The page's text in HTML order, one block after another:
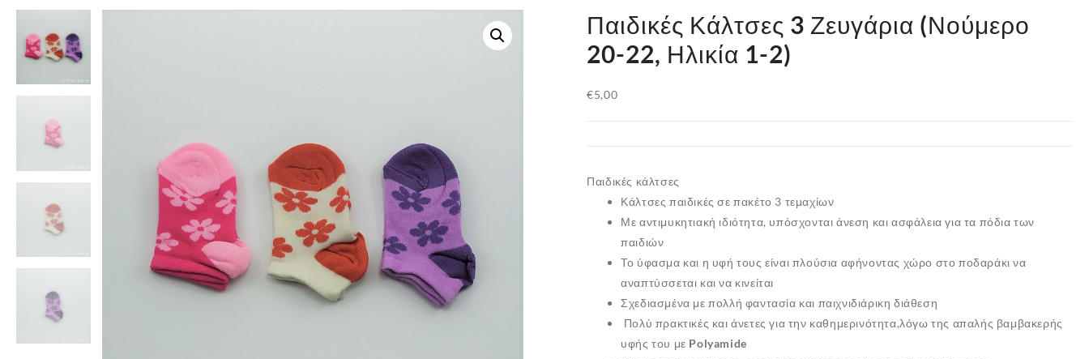
Παιδικές Κάλτσες 3 Ζευγάρια (Νούμερο
20-22, Ηλικία 1-2)
€5,00
Παιδικές κάλτσες
Κάλτσες παιδικές σε πακέτο 3 τεμαχίων
Με αντιμυκητιακή ιδιότητα, υπόσχονται άνεση και ασφάλεια για τα πόδια των
παιδιών
Το ύφασμα και η υφή τους είναι πλούσια αφήνοντας χώρο στο ποδαράκι να
αναπτύσσεται και να κινείται
Σχεδιασμένα με πολλή φαντασία και παιχνιδιάρικη διάθεση
Πολύ πρακτικές και άνετες για την καθημερινότητα,λόγω της απαλής βαμβακερής
υφής του με Polyamide